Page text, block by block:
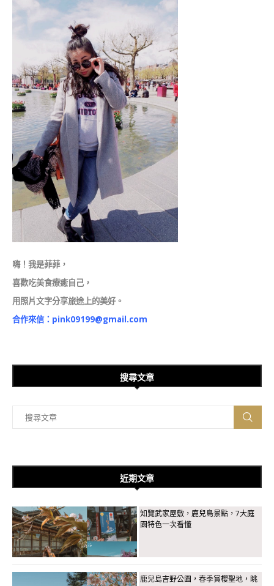
嗨！我是菲菲，
喜歡吃美食療癒自己，
用照片文字分享旅途上的美好。
合作來信： pink09199@gmail.com
搜尋文章
近期文章
知覽武家屋敷，鹿兒島景點，7大庭
園特色一次看懂
鹿兒島吉野公園，春季賞櫻聖地，眺